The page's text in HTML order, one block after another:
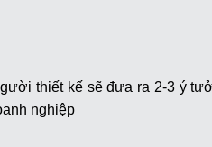
thiết kế sẽ đưa ra 2-3 ý
nghiệp